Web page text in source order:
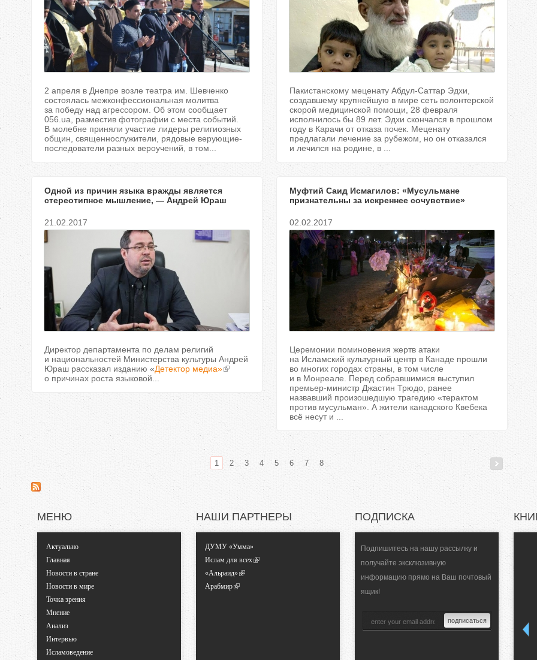
2 апреля в Днепре возле театра им. Шевченко
состоялась межконфессиональная молитва
за победу над агрессором. Об этом сообщает
056.ua, разместив фотографии с места событий.
В молебне приняли участие лидеры религиозных
общин, священнослужители, рядовые верующие-
последователи разных вероучений, в том...
Пакистанскому меценату Абдул-Саттар Эдхи,
создавшему крупнейшую в мире сеть волонтерской
скорой медицинской помощи, 28 февраля
исполнилось бы 89 лет. Эдхи скончался в прошлом
году в Карачи от отказа почек. Меценату
предлагали лечение за рубежом, но он отказался
и лечился на родине, в ...
Одной из причин языка вражды является
стереотипное мышление, — Андрей Юраш
21.02.2017
Директор департамента по делам религий
и национальностей Министерства культуры Андрей
Юраш рассказал изданию «Детектор медиа»
о причинах роста языковой...
Муфтий Саид Исмагилов: «Мусульмане
признательны за искреннее сочувствие»
02.02.2017
Церемонии поминовения жертв атаки
на Исламский культурный центр в Канаде прошли
во многих городах страны, в том числе
и в Монреале. Перед собравшимися выступил
премьер-министр Джастин Трюдо, ранее
назвавший произошедшую трагедию «терактом
против мусульман». А жители канадского Квебека
всё несут и ...
С
р
ц
1 2 3 4 5 6 7 8
МЕНЮ
Актуально
Главная
Новости в стране
Новости в мире
Точка зрения
Мнение
Анализ
Интервью
Исламоведение
НАШИ ПАРТНЕРЫ
ДУМУ «Умма»
Ислам для всех
«Альраид»
Арабмир
ПОДПИСКА
Подпишитесь на нашу рассылку и
получайте эксклюзивную
информацию прямо на Ваш почтовый
ящик!